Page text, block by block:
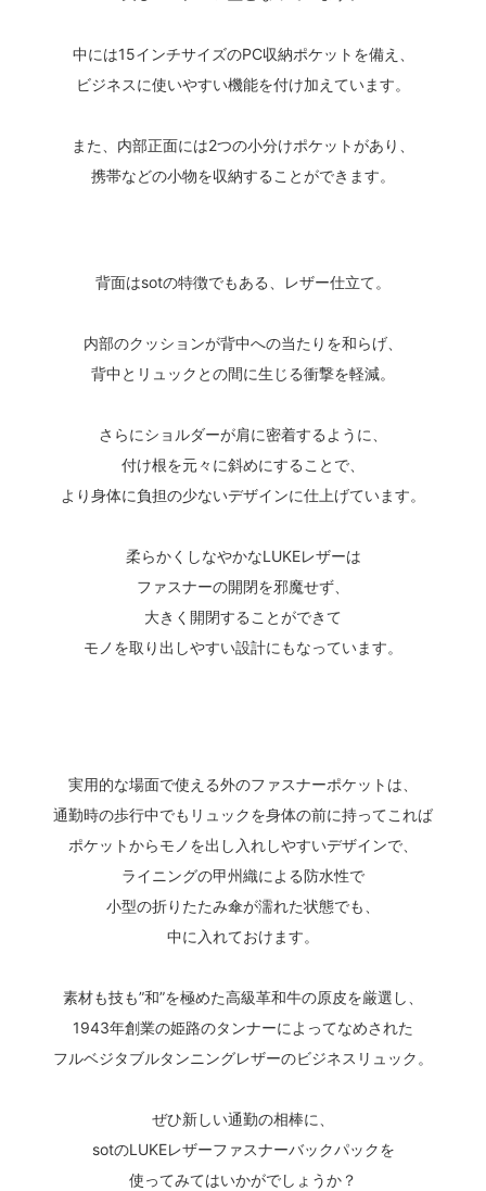
中には15インチサイズのPC収納ポケットを備え、
ビジネスに使いやすい機能を付け加えています。
また、内部正面には2つの小分けポケットがあり、
携帯などの小物を収納することができます。
背面はsotの特徴でもある、レザー仕立て。
内部のクッションが背中への当たりを和らげ、
背中とリュックとの間に生じる衝撃を軽減。
さらにショルダーが肩に密着するように、
付け根を元々に斜めにすることで、
より身体に負担の少ないデザインに仕上げています。
柔らかくしなやかなLUKEレザーは
ファスナーの開閉を邪魔せず、
大きく開閉することができて
モノを取り出しやすい設計にもなっています。
実用的な場面で使える外のファスナーポケットは、
通勤時の歩行中でもリュックを身体の前に持ってこれば
ポケットからモノを出し入れしやすいデザインで、
ライニングの甲州織による防水性で
小型の折りたたみ傘が濡れた状態でも、
中に入れておけます。
素材も技も”和”を極めた高級革和牛の原皮を厳選し、
1943年創業の姫路のタンナーによってなめされた
フルベジタブルタンニングレザーのビジネスリュック。
ぜひ新しい通勤の相棒に、
sotのLUKEレザーファスナーバックパックを
使ってみてはいかがでしょうか？